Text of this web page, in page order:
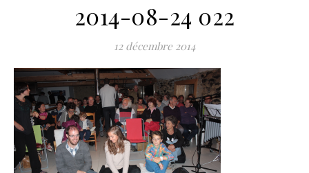
2014-08-24 022
12 décembre 2014